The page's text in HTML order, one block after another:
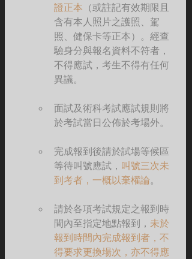
證正本 （或註記有效期限且
含有本人照片之護照、駕
照、健保卡等正本）。經查
驗身分與報名資料不符者，
不得應試，考生不得有任何
異議。
面試及術科考試應試規則將
於考試當日公佈於考場外。
完成報到後請於試場等候區
等待叫號應試， 叫號三次未
到考者，一概以棄權論。
請於各項考試規定之報到時
間內至指定地點報到， 未於
報到時間內完成報到者，不
得要求更換場次，亦不得應